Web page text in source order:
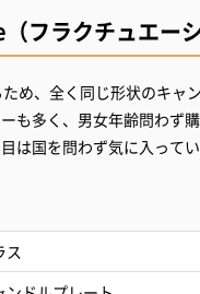
ラクチュエーシ
め、全く同じ形状のキ
も多く、男女年齢問わず
は国を問わず気に入ってい
ス